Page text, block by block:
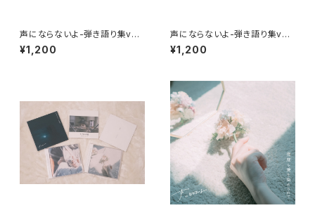
声にならないよ-弾き語り集vol.
02-
¥1,200
声にならないよ-弾き語り集vol.
01-
¥1,200